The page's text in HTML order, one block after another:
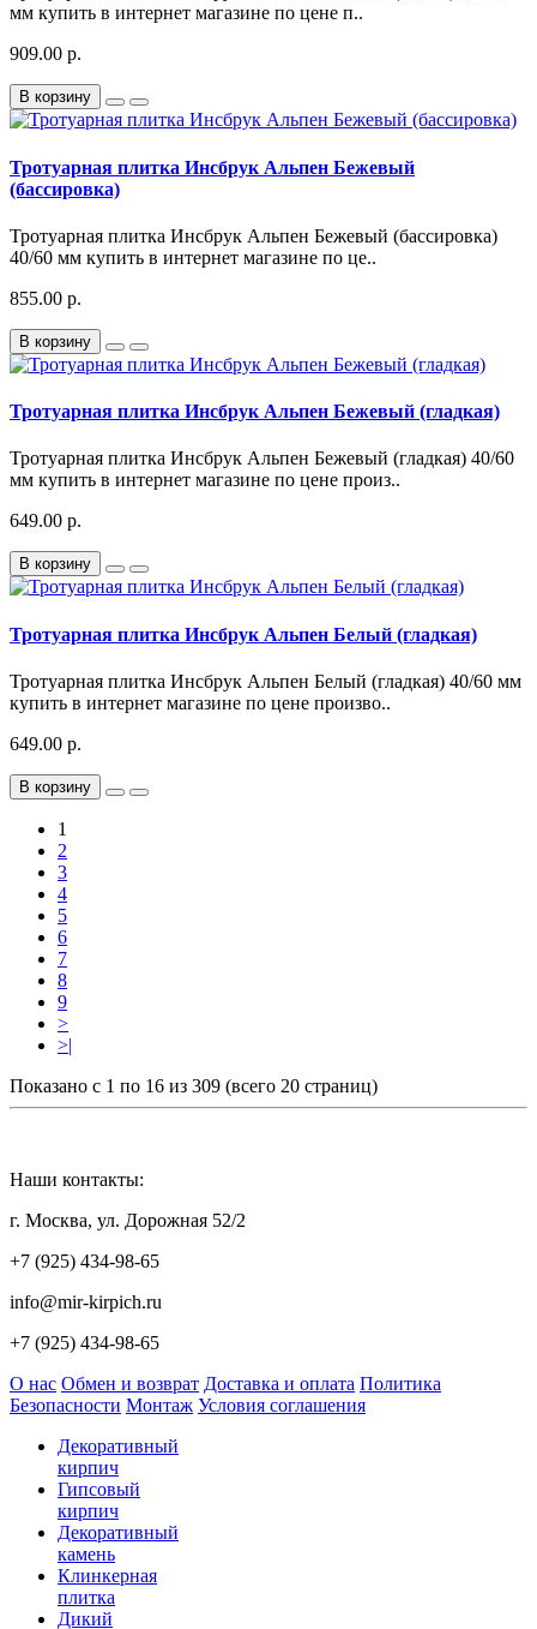
мм купить в интернет магазине по цене п..
909.00 р.
В корзину
Тротуарная плитка Инсбрук Альпен Бежевый
(бассировка)
Тротуарная плитка Инсбрук Альпен Бежевый (бассировка)
40/60 мм купить в интернет магазине по це..
855.00 р.
В корзину
Тротуарная плитка Инсбрук Альпен Бежевый (гладкая)
Тротуарная плитка Инсбрук Альпен Бежевый (гладкая) 40/60
мм купить в интернет магазине по цене произ..
649.00 р.
В корзину
Тротуарная плитка Инсбрук Альпен Белый (гладкая)
Тротуарная плитка Инсбрук Альпен Белый (гладкая) 40/60 мм
купить в интернет магазине по цене произво..
649.00 р.
В корзину
1
2
3
4
5
6
7
8
9
>
>|
Показано с 1 по 16 из 309 (всего 20 страниц)
Наши контакты:
г. Москва, ул. Дорожная 52/2
+7 (925) 434-98-65
info@mir-kirpich.ru
+7 (925) 434-98-65
О нас Обмен и возврат Доставка и оплата Политика
Безопасности Монтаж Условия соглашения
Декоративный
кирпич
Гипсовый
кирпич
Декоративный
камень
Клинкерная
плитка
Дикий